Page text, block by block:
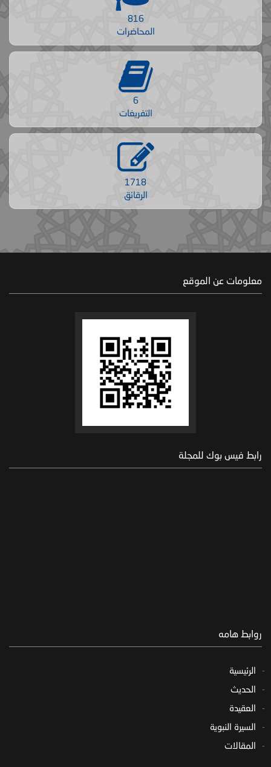
816
المحاضرات
6
التفريغات
1718
الرقائق
معلومات عن الموقع
رابط فيس بوك للمجلة
روابط هامه
الرئيسية
الحديث
العقيدة
السيرة النبوية
المقالات